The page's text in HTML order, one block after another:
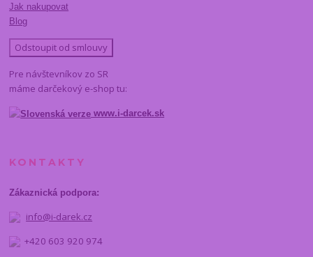
Jak nakupovat
Blog
Odstoupit od smlouvy
Pre návštevníkov zo SR
máme darčekový e-shop tu:
www.i-darcek.sk
KONTAKTY
Zákaznická podpora:
info@i-darek.cz
+420 603 920 974